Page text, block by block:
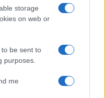
storage
on web or
be sent to
purposes.
me
megszólaltaz
frakciója is, amely
Klárát
Vágner Ákos,
írt, hogy azonnali